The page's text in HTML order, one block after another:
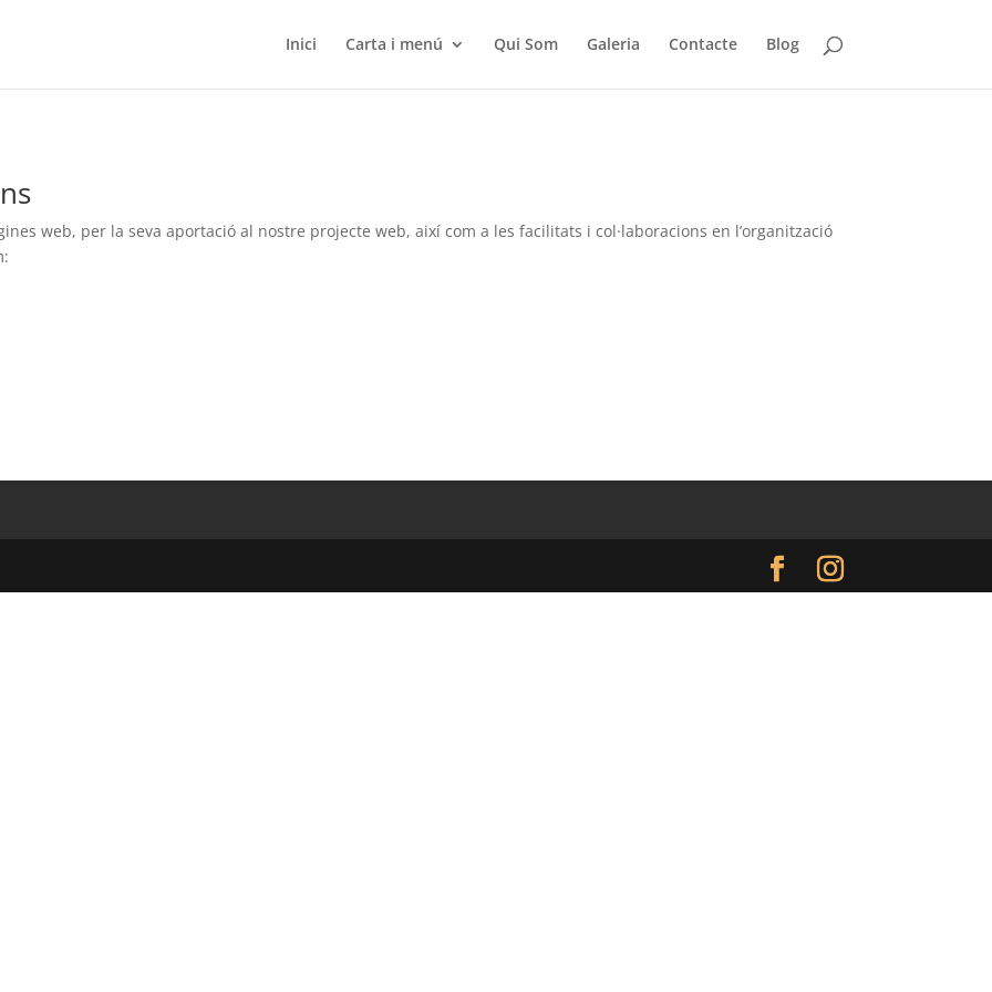
Inici Carta i menú Qui Som Galeria Contacte Blog
web, per la seva aportació al nostre projecte web, així com a les facilitats i col·laboracions en l’organització